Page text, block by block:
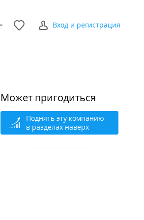
Вход и регистрация
Может пригодиться
Поднять эту компанию
в разделах наверх